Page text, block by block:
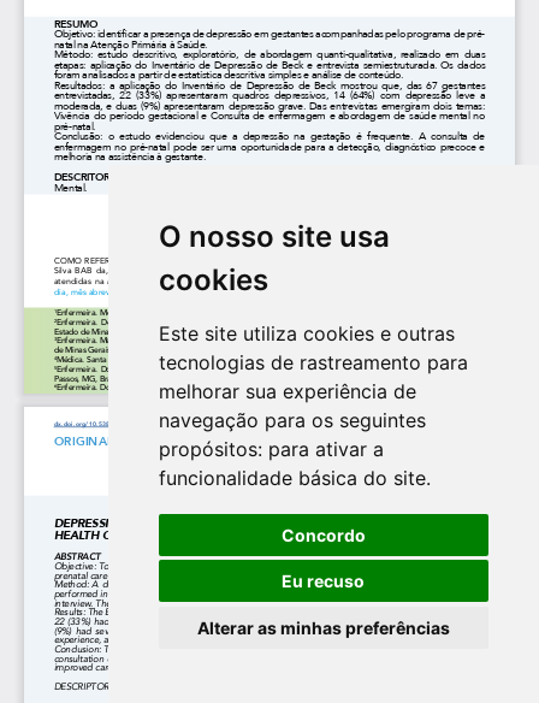
O nosso site usa
cookies
Este site utiliza cookies e outras
tecnologias de rastreamento para
melhorar sua experiência de
navegação para os seguintes
propósitos: para ativar a
funcionalidade básica do site.
Concordo
Eu recuso
Alterar as minhas preferências